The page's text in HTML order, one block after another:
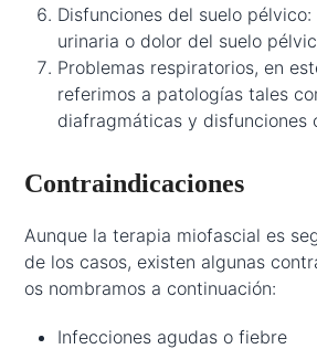
Disfunciones del suelo
urinaria o dolor del suelo
Problemas respiratorios, en
referimos a patologías tales
diafragmáticas y disfunciones
Contraindicaciones
Aunque la terapia miofascial es
de los casos, existen algunas
os nombramos a continuación:
Infecciones agudas o fiebre